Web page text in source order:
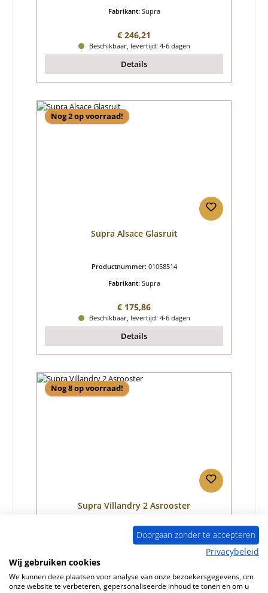
Fabrikant: Supra
Normale prijs:
€ 246,21
Beschikbaar, levertijd: 4-6 dagen
Details
Nog 2 op voorraad!
Supra Alsace Glasruit
Productnummer: 01058514
Fabrikant: Supra
Normale prijs:
€ 175,86
Beschikbaar, levertijd: 4-6 dagen
Details
Nog 8 op voorraad!
Supra Villandry 2 Asrooster
Productnummer:01071031
Normale prijs:
€ 246,21
Beschikbaar, levertijd: 4-6 dagen
Doorgaan zonder te accepteren
Privacybeleid
Wij gebruiken cookies
We kunnen deze plaatsen voor analyse van onze bezoekersgegevens, om
onze website te verbeteren, gepersonaliseerde inhoud te tonen en om u